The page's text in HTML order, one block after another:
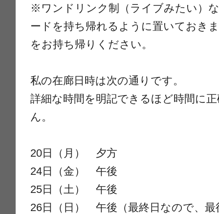
※ワンドリンク制（ライブみたい）
ードを持ち帰れるように置いておき
をお持ち帰りください。
私の在廊日時は次の通りです。
詳細な時間を明記できるほど時間に
ん。
20日（月） 夕方
24日（金） 午後
25日（土） 午後
26日（日） 午後（最終日なので、最